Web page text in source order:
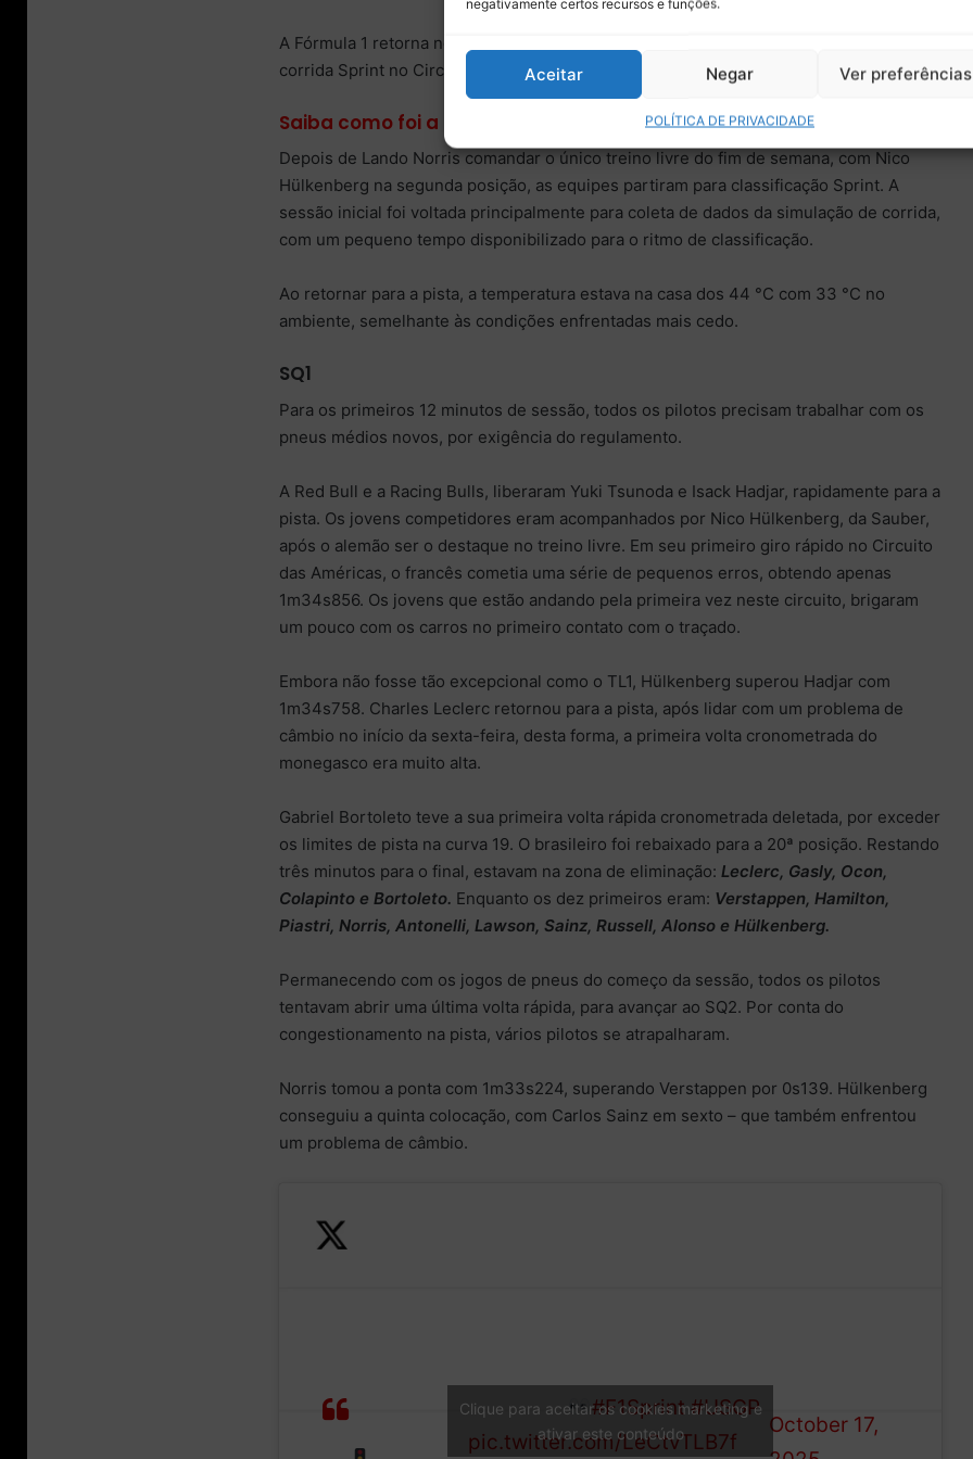
negativamente certos recursos e funções.
Aceitar Negar Ver preferências
POLÍTICA DE PRIVACIDADE
A Fórmula 1 retorna neste sábado (18), às 14h (horário de Brasília), para a disputa da
corrida Sprint no Circuito das Américas.
Saiba como foi a Classificação Sprint
Depois de Lando Norris comandar o único treino livre do fim de semana, com Nico
Hülkenberg na segunda posição, as equipes partiram para classificação Sprint. A
sessão inicial foi voltada principalmente para coleta de dados da simulação de corrida,
com um pequeno tempo disponibilizado para o ritmo de classificação.
Ao retornar para a pista, a temperatura estava na casa dos 44 °C com 33 °C no
ambiente, semelhante às condições enfrentadas mais cedo.
SQ1
Para os primeiros 12 minutos de sessão, todos os pilotos precisam trabalhar com os
pneus médios novos, por exigência do regulamento.
A Red Bull e a Racing Bulls, liberaram Yuki Tsunoda e Isack Hadjar, rapidamente para a
pista. Os jovens competidores eram acompanhados por Nico Hülkenberg, da Sauber,
após o alemão ser o destaque no treino livre. Em seu primeiro giro rápido no Circuito
das Américas, o francês cometia uma série de pequenos erros, obtendo apenas
1m34s856. Os jovens que estão andando pela primeira vez neste circuito, brigaram
um pouco com os carros no primeiro contato com o traçado.
Embora não fosse tão excepcional como o TL1, Hülkenberg superou Hadjar com
1m34s758. Charles Leclerc retornou para a pista, após lidar com um problema de
câmbio no início da sexta-feira, desta forma, a primeira volta cronometrada do
monegasco era muito alta.
Gabriel Bortoleto teve a sua primeira volta rápida cronometrada deletada, por exceder
os limites de pista na curva 19. O brasileiro foi rebaixado para a 20ª posição. Restando
três minutos para o final, estavam na zona de eliminação: Leclerc, Gasly, Ocon,
Colapinto e Bortoleto. Enquanto os dez primeiros eram: Verstappen, Hamilton,
Piastri, Norris, Antonelli, Lawson, Sainz, Russell, Alonso e Hülkenberg.
Permanecendo com os jogos de pneus do começo da sessão, todos os pilotos
tentavam abrir uma última volta rápida, para avançar ao SQ2. Por conta do
congestionamento na pista, vários pilotos se atrapalharam.
Norris tomou a ponta com 1m33s224, superando Verstappen por 0s139. Hülkenberg
conseguiu a quinta colocação, com Carlos Sainz em sexto – que também enfrentou
um problema de câmbio.
paradise in
right here
#F1Sprint #USGP
pic.twitter.com/LeCtvTLB7f
(@F1)
October 17,
Clique para aceitar os cookies marketing e
ativar este conteúdo